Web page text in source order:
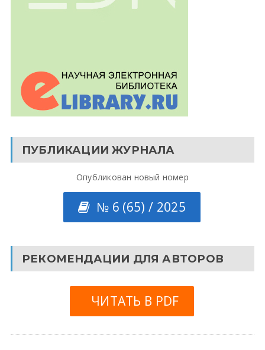
ПУБЛИКАЦИИ ЖУРНАЛА
Опубликован новый номер
№ 6 (65) / 2025
РЕКОМЕНДАЦИИ ДЛЯ АВТОРОВ
ЧИТАТЬ В PDF